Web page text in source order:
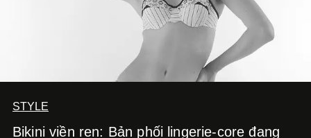
STYLE
Bikini viền ren: Bản phối lingerie-core đang